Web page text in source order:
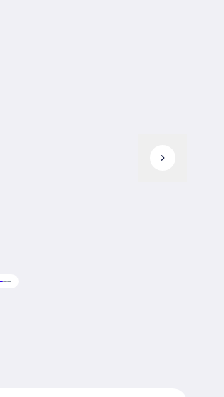
chevron_right